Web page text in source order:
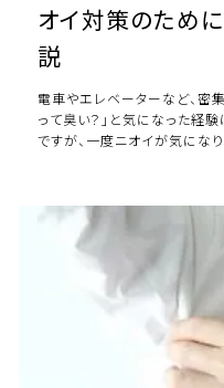
オイ対策のため
説
電車やエレベーターなど、密
って臭い？」と気になった経
ですが、一度ニオイが気にな